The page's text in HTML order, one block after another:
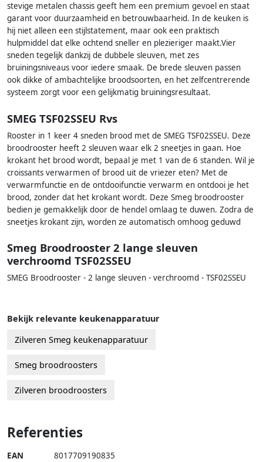
stevige metalen chassis geeft hem een premium gevoel en staat
garant voor duurzaamheid en betrouwbaarheid. In de keuken is
hij niet alleen een stijlstatement, maar ook een praktisch
hulpmiddel dat elke ochtend sneller en plezieriger maakt.Vier
sneden tegelijk dankzij de dubbele sleuven, met zes
bruiningsniveaus voor iedere smaak. De brede sleuven passen
ook dikke of ambachtelijke broodsoorten, en het zelfcentrerende
systeem zorgt voor een gelijkmatig bruiningsresultaat.
SMEG TSF02SSEU Rvs
Rooster in 1 keer 4 sneden brood met de SMEG TSF02SSEU. Deze
broodrooster heeft 2 sleuven waar elk 2 sneetjes in gaan. Hoe
krokant het brood wordt, bepaal je met 1 van de 6 standen. Wil je
croissants verwarmen of brood uit de vriezer eten? Met de
verwarmfunctie en de ontdooifunctie verwarm en ontdooi je het
brood, zonder dat het krokant wordt. Deze Smeg broodrooster
bedien je gemakkelijk door de hendel omlaag te duwen. Zodra de
sneetjes krokant zijn, worden ze automatisch omhoog geduwd
Smeg Broodrooster 2 lange sleuven
verchroomd TSF02SSEU
SMEG Broodrooster - 2 lange sleuven - verchroomd - TSF02SSEU
Bekijk relevante keukenapparatuur
Zilveren Smeg keukenapparatuur
Smeg broodroosters
Zilveren broodroosters
Referenties
EAN 8017709190835